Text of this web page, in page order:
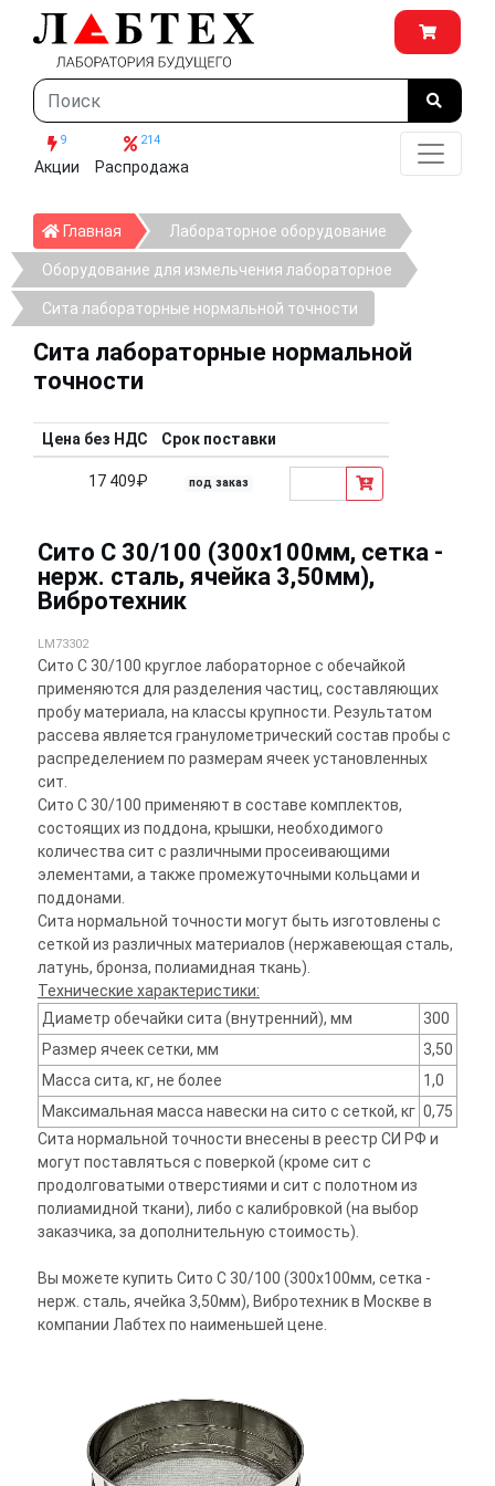
9
Акции
214
Распродажа
Главная ГлавнаяЛабораторное оборудование
Оборудование для измельчения лабораторное
Сита лабораторные нормальной точности
Сита лабораторные нормальной
точности
Цена без НДС Срок поставки
17 409₽ под заказ
Сито С 30/100 (300х100мм, сетка -
нерж. сталь, ячейка 3,50мм),
Вибротехник
LM73302
Сито С 30/100 круглое лабораторное с обечайкой
применяются для разделения частиц, составляющих
пробу материала, на классы крупности. Результатом
рассева является гранулометрический состав пробы с
распределением по размерам ячеек установленных
сит.
Сито С 30/100 применяют в составе комплектов,
состоящих из поддона, крышки, необходимого
количества сит с различными просеивающими
элементами, а также промежуточными кольцами и
поддонами.
Сита нормальной точности могут быть изготовлены с
сеткой из различных материалов (нержавеющая сталь,
латунь, бронза, полиамидная ткань).
Технические характеристики:
Диаметр обечайки сита (внутренний), мм
300
Размер ячеек сетки, мм
3,50
Масса сита, кг, не более
1,0
Максимальная масса навески на сито с сеткой, кг 0,75
Сита нормальной точности внесены в реестр СИ РФ и
могут поставляться с поверкой (кроме сит с
продолговатыми отверстиями и сит с полотном из
полиамидной ткани), либо с калибровкой (на выбор
заказчика, за дополнительную стоимость).
Вы можете купить Сито С 30/100 (300х100мм, сетка -
нерж. сталь, ячейка 3,50мм), Вибротехник в Москве в
компании Лабтех по наименьшей цене.